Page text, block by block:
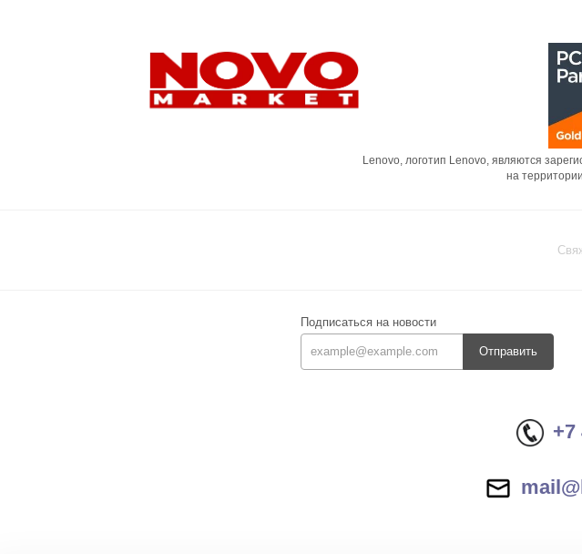
Lenovo, логотип Lenovo, являются
на
Подписаться на новости
Отправить
+7